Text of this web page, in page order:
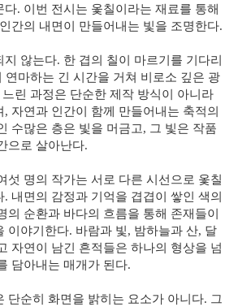
. 이번 전시는 옻칠이라는 재료를 통해
간의 내면이 만들어내는 빛을 조명한다.
않는다. 한 겹의 칠이 마르기를 기다리
연마하는 긴 시간을 거쳐 비로소 깊은 광
린 과정은 단순한 제작 방식이 아니라
자연과 인간이 함께 만들어내는 축적의
수많은 층은 빛을 머금고, 그 빛은 작품
으로 살아난다.
섯 명의 작가는 서로 다른 시선으로 옻칠
내면의 감정과 기억을 겹겹이 쌓인 색의
의 순환과 바다의 흐름을 통해 존재들이
이야기한다. 바람과 빛, 밤하늘과 산, 달
자연이 남긴 흔적들은 하나의 형상을 넘
담아내는 매개가 된다.
단순히 화면을 밝히는 요소가 아니다. 그